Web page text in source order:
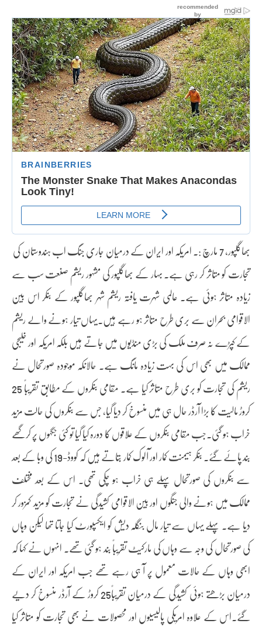
تجارت کو متاثر کر رہی ہے۔ بہار کے بھاگلپور کی مشہور ریشم صنعت سب سے
زیادہ متاثر ہوئی ہے۔ عالمی شہرت یافتہ ریشم شہر بھاگلپور کے بنکر اس بین
الاقوامی بحران سے بری طرح متاثر ہو رہے ہیں۔یہاں تیار ہونے والے ریشم
کے کپڑے نہ صرف ملک کی بڑی منڈیوں میں جاتے ہیں بلکہ امریکہ اور خلیجی
ممالک میں بھی اس کی بہت زیادہ مانگ ہے۔ حالانکہ موجودہ صورتحال نے
ریشم کی تجارت کو بری طرح متاثر کیا ہے۔ مقامی بنکروں کے مطابق تقریباً 25
کروڑ مالیت کا بڑا آرڈر حال ہی میں منسوخ کر دیا گیا، جس سے بنکروں کی حالت مزید
خراب ہو گئی۔جب مقامی بنکروں کے علاقوں کا دورہ کیا گیا تو کئی جگہوں پر کرگھے
بند پائے گئے۔ بنکر ہیمنت کمار اور آلوک کمار بتاتے ہیں کہ کووڈ-19 کی وبا کے بعد
سے بنکروں کی صورتحال پہلے ہی خراب ہو چکی تھی۔ اس کے بعد مختلف
ممالک میں ہونے والی جنگوں اور بین الاقوامی کشیدگی نے تجارت کو مزید کمزور کر
دیا ہے۔ پہلے یہاں سے تیار مال بنگلہ دیش کو ایکسپورٹ کیا جاتا تھا لیکن وہاں
کی صورتحال کی وجہ سے وہاں کی مارکیٹ تقریباً بند ہو گئی تھے۔ انہوں نے کہا کہ
ابھی وہاں کے حالات معمول پر آ ہی رہے تھے جب امریکہ اور ایران کے
درمیان بڑھتے ہوئی کشیدگی کے درمیان تقریباً25 کروڑ کے آرڈر منسوخ کر دیے
گئے۔اس کے علاوہ امریکی پالیسیوں اور محصولات نے بھی تجارت کو متاثر کیا